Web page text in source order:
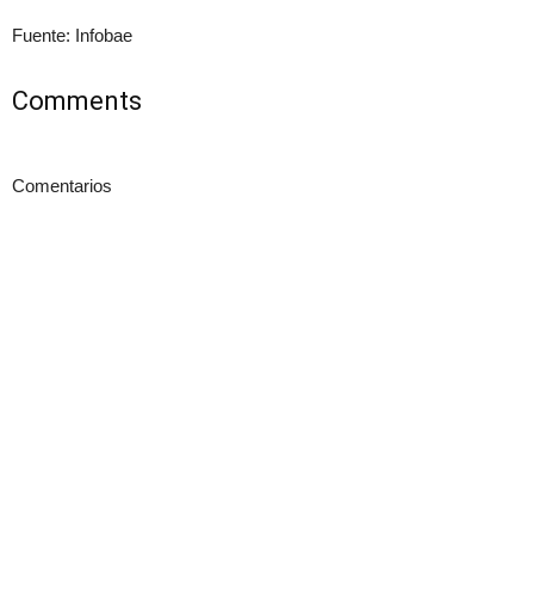
Fuente: Infobae
Comments
Comentarios